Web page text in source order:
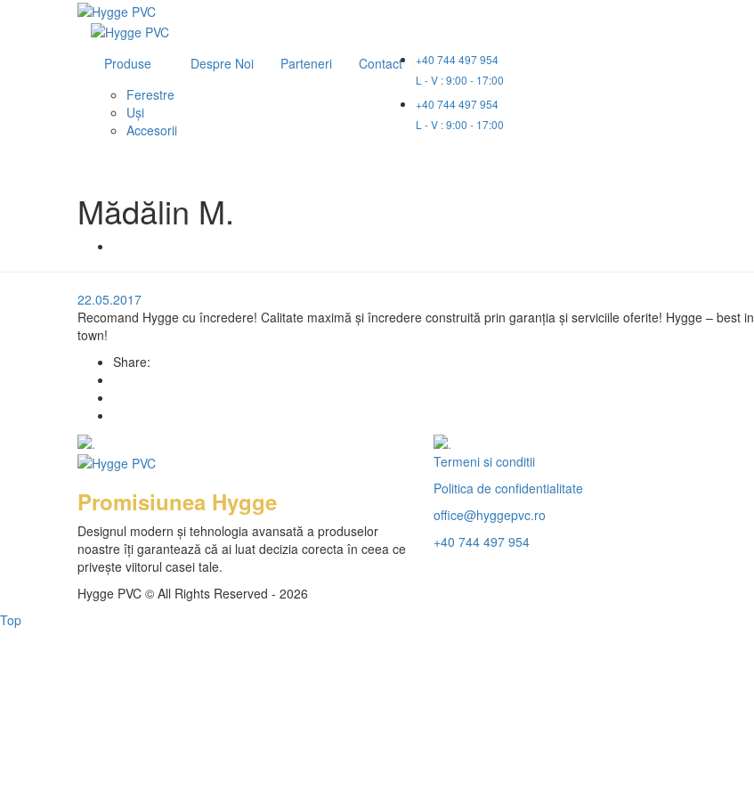
Produse
Ferestre
Uși
Accesorii
Despre Noi Parteneri Contact
+40 744 497 954
L - V : 9:00 - 17:00
+40 744 497 954
L - V : 9:00 - 17:00
Mădălin M.
22.05.2017
Recomand Hygge cu încredere! Calitate maximă și încredere construită prin garanția și serviciile oferite! Hygge – best in
town!
Share:
Promisiunea Hygge
Designul modern și tehnologia avansată a produselor
noastre îți garantează că ai luat decizia corecta în ceea ce
privește viitorul casei tale.
Termeni si conditii
Politica de confidentialitate
office@hyggepvc.ro
+40 744 497 954
Hygge PVC © All Rights Reserved - 2026
Top